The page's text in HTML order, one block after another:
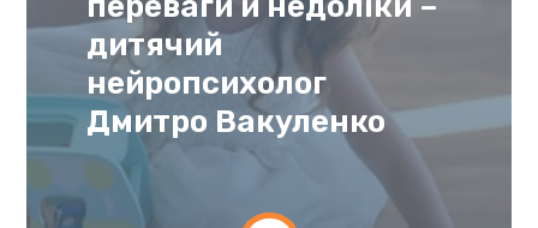
дитячий
нейропсихолог
Дмитро Вакуленко